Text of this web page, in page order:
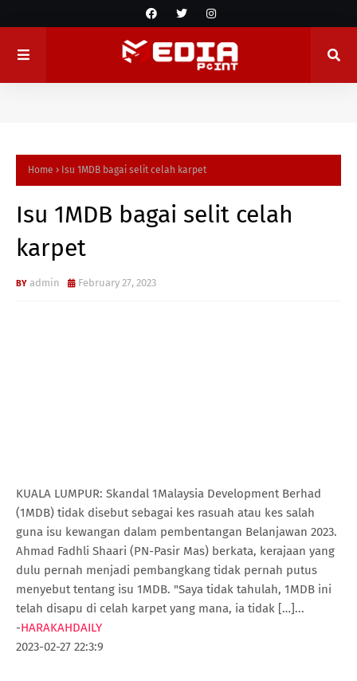
Home Isu 1MDB bagai selit celah karpet
Isu 1MDB bagai selit celah
karpet
admin February 27, 2023
KUALA LUMPUR: Skandal 1Malaysia Development Berhad
(1MDB) tidak disebut sebagai kes rasuah atau kes salah
guna isu kewangan dalam pembentangan Belanjawan 2023.
Ahmad Fadhli Shaari (PN-Pasir Mas) berkata, kerajaan yang
dulu pernah menjadi pembangkang tidak pernah putus
menyebut tentang isu 1MDB. "Saya tidak tahulah, 1MDB ini
telah disapu di celah karpet yang mana, ia tidak […]...
-HARAKAHDAILY
2023-02-27 22:3:9